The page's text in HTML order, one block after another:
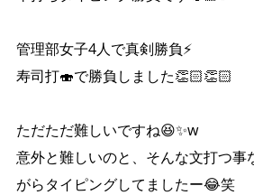
管理部女子4人で真剣勝負⚡️
寿司打🍣で勝負しました👏🏻👏🏻
ただただ難しいですね😆✨w
意外と難しいのと、そんな文打つ事
がらタイピングしてましたー😂笑